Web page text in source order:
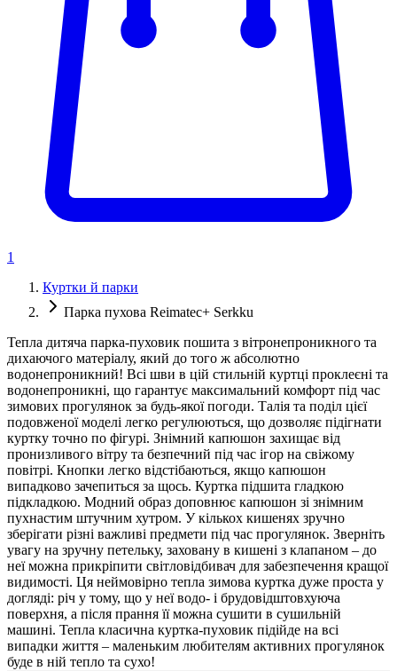
1
Куртки й парки
Парка пухова Reimatec+ Serkku
Тепла дитяча парка-пуховик пошита з вітронепроникного та
дихаючого матеріалу, який до того ж абсолютно
водонепроникний! Всі шви в цій стильній куртці проклеєні та
водонепроникні, що гарантує максимальний комфорт під час
зимових прогулянок за будь-якої погоди. Талія та поділ цієї
подовженої моделі легко регулюються, що дозволяє підігнати
куртку точно по фігурі. Знімний капюшон захищає від
пронизливого вітру та безпечний під час ігор на свіжому
повітрі. Кнопки легко відстібаються, якщо капюшон
випадково зачепиться за щось. Куртка підшита гладкою
підкладкою. Модний образ доповнює капюшон зі знімним
пухнастим штучним хутром. У кількох кишенях зручно
зберігати різні важливі предмети під час прогулянок. Зверніть
увагу на зручну петельку, заховану в кишені з клапаном – до
неї можна прикріпити світловідбивач для забезпечення кращої
видимості. Ця неймовірно тепла зимова куртка дуже проста у
догляді: річ у тому, що у неї водо- і брудовідштовхуюча
поверхня, а після прання її можна сушити в сушильній
машині. Тепла класична куртка-пуховик підійде на всі
випадки життя – маленьким любителям активних прогулянок
буде в ній тепло та сухо!